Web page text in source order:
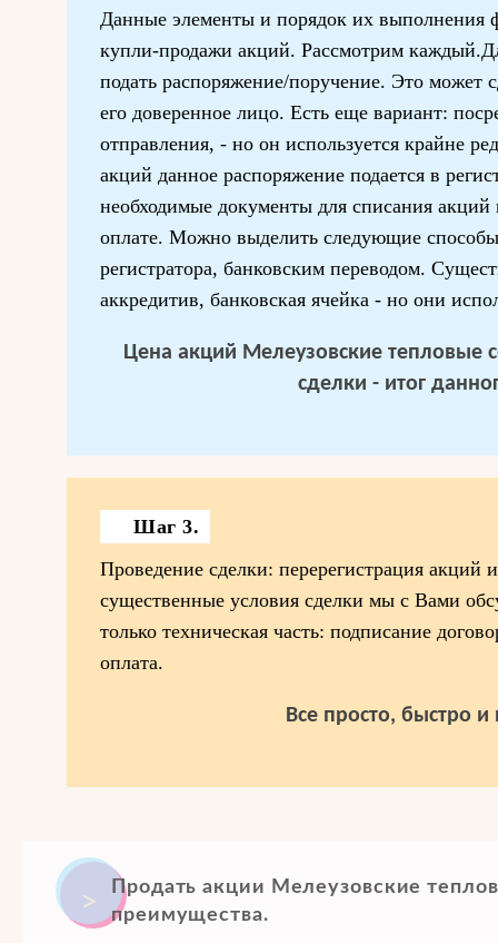
Данные элементы и порядок их выполнения
купли-продажи акций. Рассмотрим
подать распоряжение/поручение. Это может
его доверенное лицо. Есть еще вариант:
отправления, - но он используется крайне
акций данное распоряжение подается в
необходимые документы для списания
оплате. Можно выделить следующие
регистратора, банковским переводом.
аккредитив, банковская ячейка - но они
Цена акций Мелеузовские тепловые
сделки - итог
Шаг 3.
Проведение сделки: перерегистрация акций
существенные условия сделки мы с Вами
только техническая часть: подписание
оплата.
Все просто, быстро и
Продать акции Мелеузовские
преимущества.